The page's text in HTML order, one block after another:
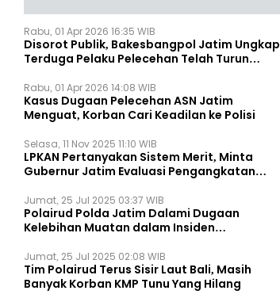
Rabu, 01 Apr 2026 16:35 WIB
Disorot Publik, Bakesbangpol Jatim Ungkap
Terduga Pelaku Pelecehan Telah Turun
Rabu, 01 Apr 2026 14:08 WIB
Kasus Dugaan Pelecehan ASN Jatim
Menguat, Korban Cari Keadilan ke Polisi
Selasa, 11 Nov 2025 11:10 WIB
LPKAN Pertanyakan Sistem Merit, Minta
Gubernur Jatim Evaluasi Pengangkatan
Jumat, 25 Jul 2025 03:37 WIB
Polairud Polda Jatim Dalami Dugaan
Kelebihan Muatan dalam Insiden
Jumat, 25 Jul 2025 02:08 WIB
Tim Polairud Terus Sisir Laut Bali, Masih
Banyak Korban KMP Tunu Yang Hilang